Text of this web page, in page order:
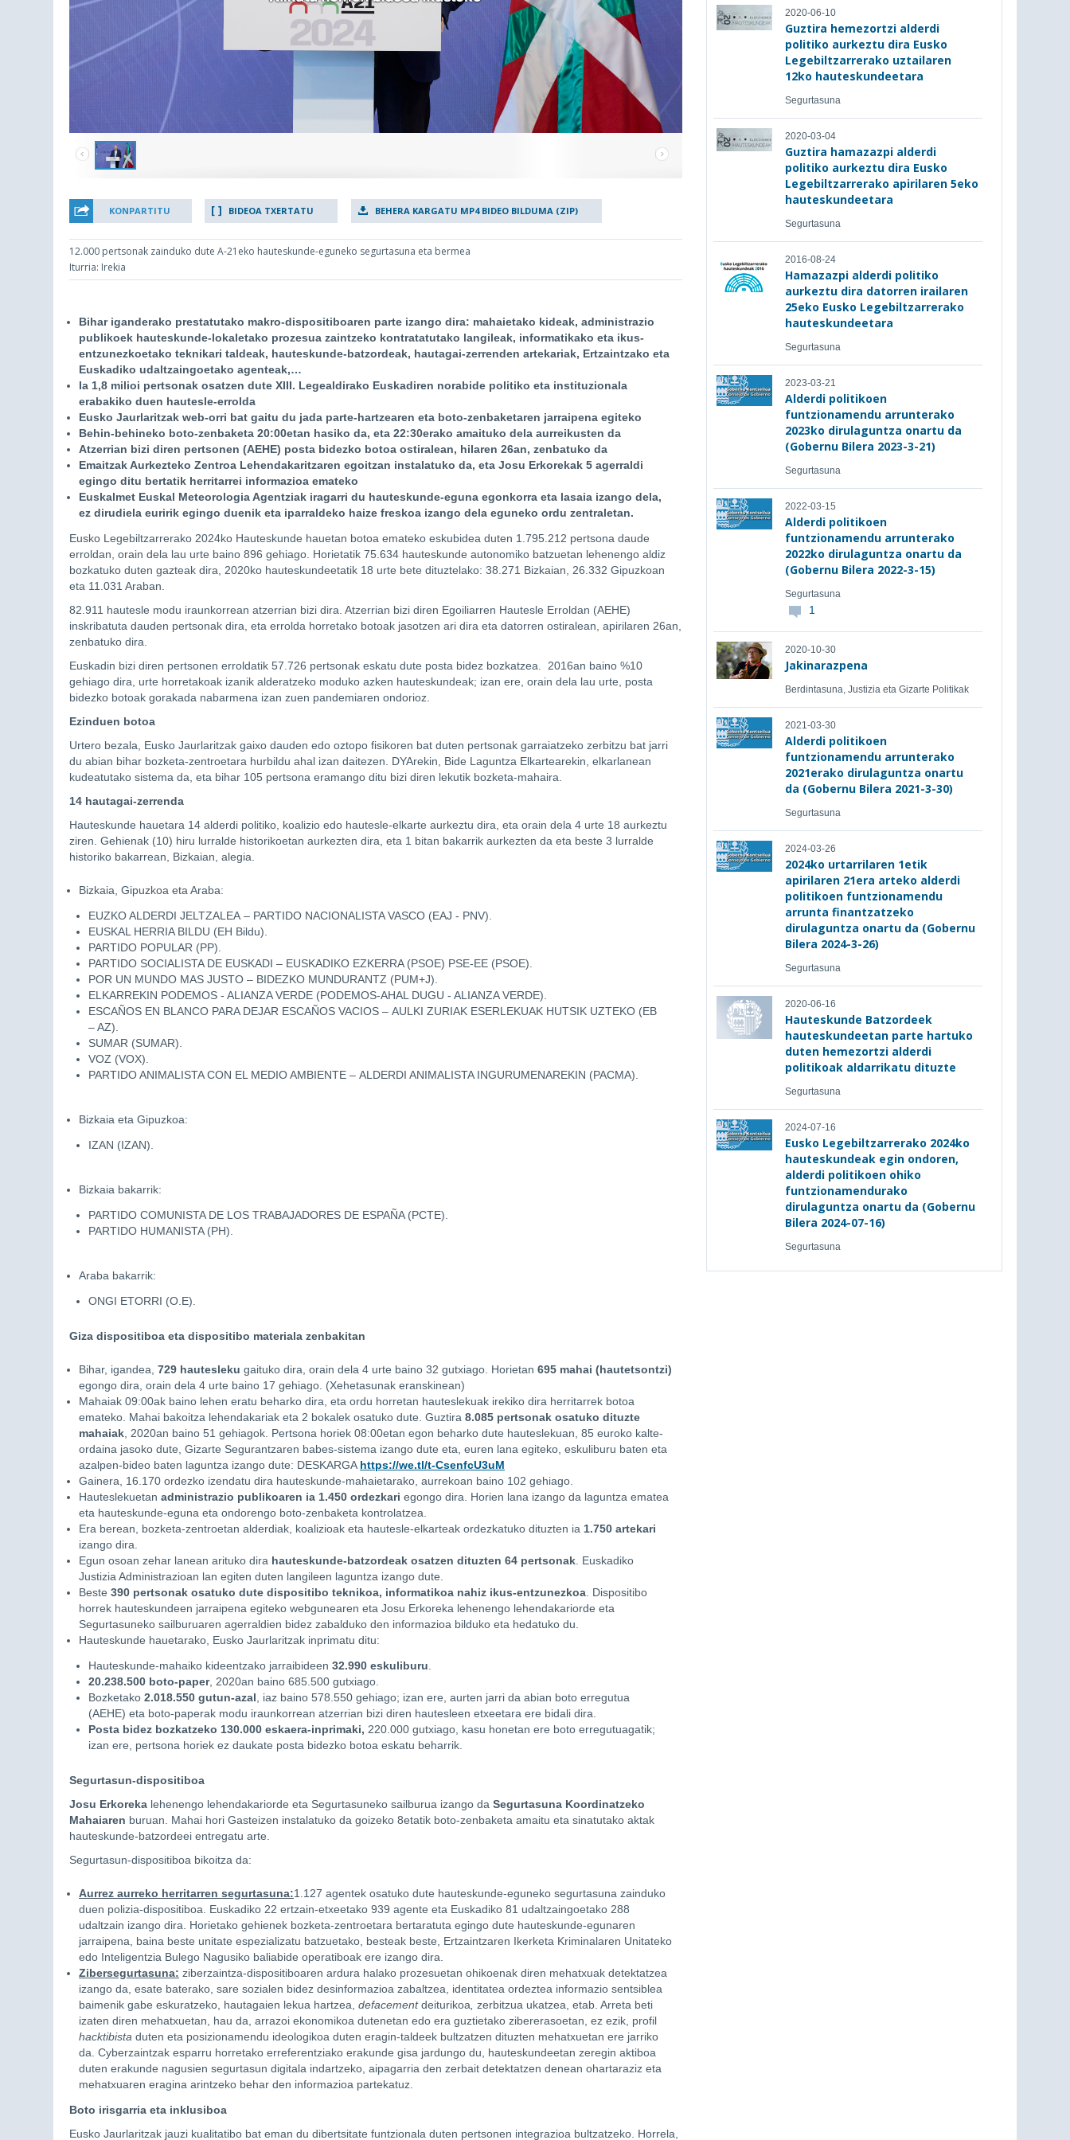
KONPARTITU BIDEOA TXERTATU BEHERA KARGATU MP4 BIDEO BILDUMA (ZIP)
12.000 pertsonak zainduko dute A-21eko hauteskunde-eguneko segurtasuna eta bermea
Iturria: Irekia
Bihar iganderako prestatutako makro-dispositiboaren parte izango dira: mahaietako kideak, administrazio
publikoek hauteskunde-lokaletako prozesua zaintzeko kontratatutako langileak, informatikako eta ikus-
entzunezkoetako teknikari taldeak, hauteskunde-batzordeak, hautagai-zerrenden artekariak, Ertzaintzako eta
Euskadiko udaltzaingoetako agenteak,…
Ia 1,8 milioi pertsonak osatzen dute XIII. Legealdirako Euskadiren norabide politiko eta instituzionala
erabakiko duen hautesle-errolda
Eusko Jaurlaritzak web-orri bat gaitu du jada parte-hartzearen eta boto-zenbaketaren jarraipena egiteko
Behin-behineko boto-zenbaketa 20:00etan hasiko da, eta 22:30erako amaituko dela aurreikusten da
Atzerrian bizi diren pertsonen (AEHE) posta bidezko botoa ostiralean, hilaren 26an, zenbatuko da
Emaitzak Aurkezteko Zentroa Lehendakaritzaren egoitzan instalatuko da, eta Josu Erkorekak 5 agerraldi
egingo ditu bertatik herritarrei informazioa emateko
Euskalmet Euskal Meteorologia Agentziak iragarri du hauteskunde-eguna egonkorra eta lasaia izango dela,
ez dirudiela euririk egingo duenik eta iparraldeko haize freskoa izango dela eguneko ordu zentraletan.
Eusko Legebiltzarrerako 2024ko Hauteskunde hauetan botoa emateko eskubidea duten 1.795.212 pertsona daude
erroldan, orain dela lau urte baino 896 gehiago. Horietatik 75.634 hauteskunde autonomiko batzuetan lehenengo aldiz
bozkatuko duten gazteak dira, 2020ko hauteskundeetatik 18 urte bete dituztelako: 38.271 Bizkaian, 26.332 Gipuzkoan
eta 11.031 Araban.
82.911 hautesle modu iraunkorrean atzerrian bizi dira. Atzerrian bizi diren Egoiliarren Hautesle Erroldan (AEHE)
inskribatuta dauden pertsonak dira, eta errolda horretako botoak jasotzen ari dira eta datorren ostiralean, apirilaren 26an,
zenbatuko dira.
Euskadin bizi diren pertsonen erroldatik 57.726 pertsonak eskatu dute posta bidez bozkatzea. 2016an baino %10
gehiago dira, urte horretakoak izanik alderatzeko moduko azken hauteskundeak; izan ere, orain dela lau urte, posta
bidezko botoak gorakada nabarmena izan zuen pandemiaren ondorioz.
Ezinduen botoa
Urtero bezala, Eusko Jaurlaritzak gaixo dauden edo oztopo fisikoren bat duten pertsonak garraiatzeko zerbitzu bat jarri
du abian bihar bozketa-zentroetara hurbildu ahal izan daitezen. DYArekin, Bide Laguntza Elkartearekin, elkarlanean
kudeatutako sistema da, eta bihar 105 pertsona eramango ditu bizi diren lekutik bozketa-mahaira.
14 hautagai-zerrenda
Hauteskunde hauetara 14 alderdi politiko, koalizio edo hautesle-elkarte aurkeztu dira, eta orain dela 4 urte 18 aurkeztu
ziren. Gehienak (10) hiru lurralde historikoetan aurkezten dira, eta 1 bitan bakarrik aurkezten da eta beste 3 lurralde
historiko bakarrean, Bizkaian, alegia.
Bizkaia, Gipuzkoa eta Araba:
EUZKO ALDERDI JELTZALEA – PARTIDO NACIONALISTA VASCO (EAJ - PNV).
EUSKAL HERRIA BILDU (EH Bildu).
PARTIDO POPULAR (PP).
PARTIDO SOCIALISTA DE EUSKADI – EUSKADIKO EZKERRA (PSOE) PSE-EE (PSOE).
POR UN MUNDO MAS JUSTO – BIDEZKO MUNDURANTZ (PUM+J).
ELKARREKIN PODEMOS - ALIANZA VERDE (PODEMOS-AHAL DUGU - ALIANZA VERDE).
ESCAÑOS EN BLANCO PARA DEJAR ESCAÑOS VACIOS – AULKI ZURIAK ESERLEKUAK HUTSIK UZTEKO (EB
– AZ).
SUMAR (SUMAR).
VOZ (VOX).
PARTIDO ANIMALISTA CON EL MEDIO AMBIENTE – ALDERDI ANIMALISTA INGURUMENAREKIN (PACMA).
Bizkaia eta Gipuzkoa:
IZAN (IZAN).
Bizkaia bakarrik:
PARTIDO COMUNISTA DE LOS TRABAJADORES DE ESPAÑA (PCTE).
PARTIDO HUMANISTA (PH).
Araba bakarrik:
ONGI ETORRI (O.E).
Giza dispositiboa eta dispositibo materiala zenbakitan
Bihar, igandea, 729 hautesleku gaituko dira, orain dela 4 urte baino 32 gutxiago. Horietan 695 mahai (hautetsontzi)
egongo dira, orain dela 4 urte baino 17 gehiago. (Xehetasunak eranskinean)
Mahaiak 09:00ak baino lehen eratu beharko dira, eta ordu horretan hauteslekuak irekiko dira herritarrek botoa
emateko. Mahai bakoitza lehendakariak eta 2 bokalek osatuko dute. Guztira 8.085 pertsonak osatuko dituzte
mahaiak , 2020an baino 51 gehiagok. Pertsona horiek 08:00etan egon beharko dute hauteslekuan, 85 euroko kalte-
ordaina jasoko dute, Gizarte Segurantzaren babes-sistema izango dute eta, euren lana egiteko, eskuliburu baten eta
azalpen-bideo baten laguntza izango dute: DESKARGA https://we.tl/t-CsenfcU3uM
Gainera, 16.170 ordezko izendatu dira hauteskunde-mahaietarako, aurrekoan baino 102 gehiago.
Hauteslekuetan administrazio publikoaren ia 1.450 ordezkari egongo dira. Horien lana izango da laguntza ematea
eta hauteskunde-eguna eta ondorengo boto-zenbaketa kontrolatzea.
Era berean, bozketa-zentroetan alderdiak, koalizioak eta hautesle-elkarteak ordezkatuko dituzten ia 1.750 artekari
izango dira.
Egun osoan zehar lanean arituko dira hauteskunde-batzordeak osatzen dituzten 64 pertsonak . Euskadiko
Justizia Administrazioan lan egiten duten langileen laguntza izango dute.
Beste 390 pertsonak osatuko dute dispositibo teknikoa, informatikoa nahiz ikus-entzunezkoa . Dispositibo
horrek hauteskundeen jarraipena egiteko webgunearen eta Josu Erkoreka lehenengo lehendakariorde eta
Segurtasuneko sailburuaren agerraldien bidez zabalduko den informazioa bilduko eta hedatuko du.
Hauteskunde hauetarako, Eusko Jaurlaritzak inprimatu ditu:
Hauteskunde-mahaiko kideentzako jarraibideen 32.990 eskuliburu
20.238.500 boto-paper, 2020an baino 685.500 gutxiago.
Bozketako 2.018.550 gutun-azal , iaz baino 578.550 gehiago; izan ere, aurten jarri da abian boto erregutua
(AEHE) eta boto-paperak modu iraunkorrean atzerrian bizi diren hautesleen etxeetara ere bidali dira.
Posta bidez bozkatzeko 130.000 eskaera-inprimaki, 220.000 gutxiago, kasu honetan ere boto erregutuagatik;
izan ere, pertsona horiek ez daukate posta bidezko botoa eskatu beharrik.
Segurtasun-dispositiboa
Josu Erkoreka lehenengo lehendakariorde eta Segurtasuneko sailburua izango da Segurtasuna Koordinatzeko
Mahaiaren buruan. Mahai hori Gasteizen instalatuko da goizeko 8etatik boto-zenbaketa amaitu eta sinatutako aktak
hauteskunde-batzordeei entregatu arte.
Segurtasun-dispositiboa bikoitza da:
Aurrez aurreko herritarren segurtasuna:1.127 agentek osatuko dute hauteskunde-eguneko segurtasuna zainduko
duen polizia-dispositiboa. Euskadiko 22 ertzain-etxeetako 939 agente eta Euskadiko 81 udaltzaingoetako 288
udaltzain izango dira. Horietako gehienek bozketa-zentroetara bertaratuta egingo dute hauteskunde-egunaren
jarraipena, baina beste unitate espezializatu batzuetako, besteak beste, Ertzaintzaren Ikerketa Kriminalaren Unitateko
edo Inteligentzia Bulego Nagusiko baliabide operatiboak ere izango dira.
Zibersegurtasuna: ziberzaintza-dispositiboaren ardura halako prozesuetan ohikoenak diren mehatxuak detektatzea
izango da, esate baterako, sare sozialen bidez desinformazioa zabaltzea, identitatea ordeztea informazio sentsiblea
baimenik gabe eskuratzeko, hautagaien lekua hartzea, defacementdeiturikoa zerbitzua ukatzea, etab. Arreta beti
izaten diren mehatxuetan, hau da, arrazoi ekonomikoa dutenetan edo era guztietako zibererasoetan, ez ezik, profil
hacktibista duten eta posizionamendu ideologikoa duten eragin-taldeek bultzatzen dituzten mehatxuetan ere jarriko
da. Cyberzaintzak esparru horretako erreferentziako erakunde gisa jardungo du, hauteskundeetan zeregin aktiboa
duten erakunde nagusien segurtasun digitala indartzeko, aipagarria den zerbait detektatzen denean ohartaraziz eta
mehatxuaren eragina arintzeko behar den informazioa partekatuz.
Boto irisgarria eta inklusiboa
Eusko Jaurlaritzak jauzi kualitatibo bat eman du dibertsitate funtzionala duten pertsonen integrazioa bultzatzeko. Horrela,
2020-06-10
Guztira hemezortzi alderdi
politiko aurkeztu dira Eusko
Legebiltzarrerako uztailaren
12ko hauteskundeetara
Segurtasuna
2020-03-04
Guztira hamazazpi alderdi
politiko aurkeztu dira Eusko
Legebiltzarrerako apirilaren 5eko
hauteskundeetara
Segurtasuna
2016-08-24
Hamazazpi alderdi politiko
aurkeztu dira datorren irailaren
25eko Eusko Legebiltzarrerako
hauteskundeetara
Segurtasuna
2023-03-21
Alderdi politikoen
funtzionamendu arrunterako
2023ko dirulaguntza onartu da
(Gobernu Bilera 2023-3-21)
Segurtasuna
2022-03-15
Alderdi politikoen
funtzionamendu arrunterako
2022ko dirulaguntza onartu da
(Gobernu Bilera 2022-3-15)
Segurtasuna
1
2020-10-30
Jakinarazpena
Berdintasuna, Justizia eta Gizarte Politikak
2021-03-30
Alderdi politikoen
funtzionamendu arrunterako
2021erako dirulaguntza onartu
da (Gobernu Bilera 2021-3-30)
Segurtasuna
2024-03-26
2024ko urtarrilaren 1etik
apirilaren 21era arteko alderdi
politikoen funtzionamendu
arrunta finantzatzeko
dirulaguntza onartu da (Gobernu
Bilera 2024-3-26)
Segurtasuna
2020-06-16
Hauteskunde Batzordeek
hauteskundeetan parte hartuko
duten hemezortzi alderdi
politikoak aldarrikatu dituzte
Segurtasuna
2024-07-16
Eusko Legebiltzarrerako 2024ko
hauteskundeak egin ondoren,
alderdi politikoen ohiko
funtzionamendurako
dirulaguntza onartu da (Gobernu
Bilera 2024-07-16)
Segurtasuna